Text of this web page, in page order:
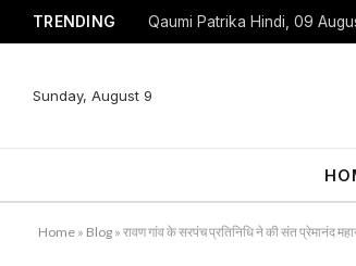
TRENDING Qaumi Patrika Hindi, 09
Sunday, August 9
Home » Blog » रावण गांव के सरपंच प्रतिनिधि ने की संत प्रेमानंद